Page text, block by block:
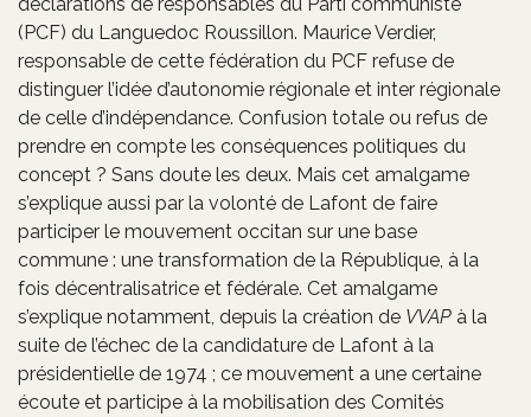
(PCF) du Languedoc Roussillon. Maurice Verdier,
responsable de cette fédération du PCF refuse de
distinguer l’idée d’autonomie régionale et inter régionale
de celle d’indépendance. Confusion totale ou refus de
prendre en compte les conséquences politiques du
concept ? Sans doute les deux. Mais cet amalgame
s’explique aussi par la volonté de Lafont de faire
participer le mouvement occitan sur une base
commune : une transformation de la République, à la
fois décentralisatrice et fédérale. Cet amalgame
s’explique notamment, depuis la création de VVAP à la
suite de l’échec de la candidature de Lafont à la
présidentielle de 1974 ; ce mouvement a une certaine
écoute et participe à la mobilisation des Comités